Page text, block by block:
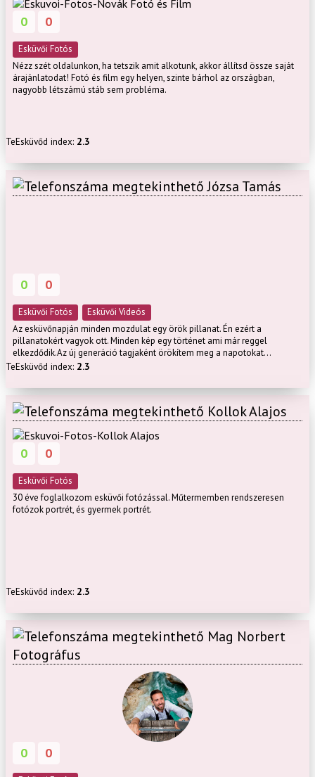
0 0
Esküvői Fotós
Nézz szét oldalunkon, ha tetszik amit alkotunk, akkor állítsd össze saját
árajánlatodat! Fotó és film egy helyen, szinte bárhol az országban,
nagyobb létszámú stáb sem probléma.
TeEsküvőd index: 2.3
Józsa Tamás
0 0
Esküvői Fotós
Esküvői Videós
Az esküvőnapján minden mozdulat egy örök pillanat. Én ezért a
pillanatokért vagyok ott. Minden kép egy történet ami már reggel
elkezdődik.Az új generáció tagjaként örökítem meg a napotokat...
TeEsküvőd index: 2.3
Kollok Alajos
0 0
Esküvői Fotós
30 éve foglalkozom esküvői fotózással. Műtermemben rendszeresen
fotózok portrét, és gyermek portrét.
TeEsküvőd index: 2.3
Mag Norbert
Fotográfus
0 0